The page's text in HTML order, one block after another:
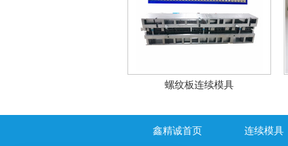
螺纹板连续模具
鑫精诚首页 连续模具